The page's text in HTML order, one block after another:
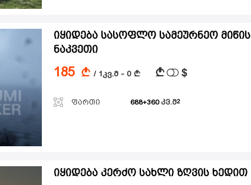
იყიდება სასოფლო სამეურნეო მიწის
ნაკვეთი
185 A / 1კვ.მ - 0 A A $
ფართი 688+360 კვ.მ
იყიდება კერძო სახლი ზღვის ხედით